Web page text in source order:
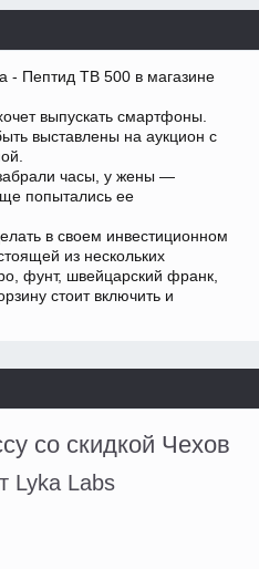
Пептид TB 500 в магазине
выпускать смартфоны.
выставлены на аукцион с
часы, у жены —
попытались ее
в своем инвестиционном
из нескольких
фунт, швейцарский франк,
стоит включить и
со скидкой Чехов
Lyka Labs